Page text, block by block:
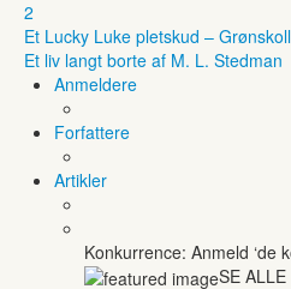
2
Et Lucky Luke pletskud –
Et liv langt borte af M. L. Stedman
Anmeldere
Forfattere
Artikler
Konkurrence: Anmeld ‘de
SE ALLE